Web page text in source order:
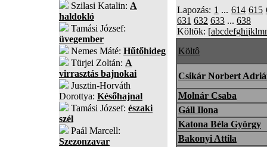
Szilasi Katalin: A
haldokló
Tamási József:
üvegember
Nemes Máté: Hűtőhideg
Türjei Zoltán: A
virrasztás bajnokai
Jusztin-Horváth
Dorottya: Későhajnal
Tamási József: északi
szél
Paál Marcell:
Szezonzavar
Lapozás: 1 ...614 615
631 632 633 ... 638
Költõk: [abcdefghijklm
Költô
Csikár Norbert
Molnár Csaba
Gáll Ilona
Katona Béla György
Bakonyi Attila